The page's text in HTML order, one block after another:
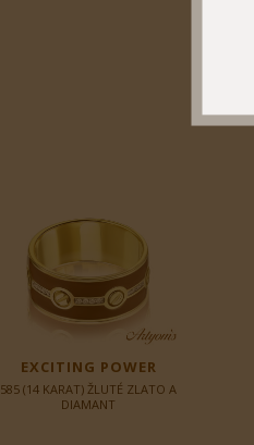
EXCITING POWER
585 (14 KARAT) ŽLUTÉ ZLATO A
DIAMANT